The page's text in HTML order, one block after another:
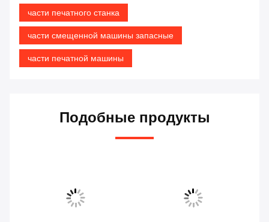
части печатного станка
части смещенной машины запасные
части печатной машины
Подобные продукты